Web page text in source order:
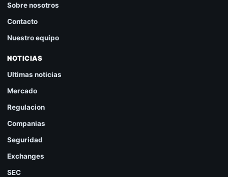
Sobre nosotros
Contacto
Nuestro equipo
NOTICIAS
Ultimas noticias
Mercado
Regulacion
Companias
Seguridad
Exchanges
SEC